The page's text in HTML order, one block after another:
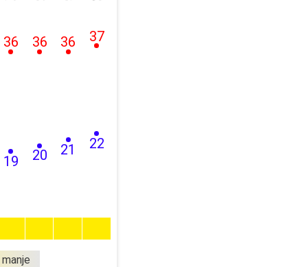
19
36
20
36
21
36
22
37
manje